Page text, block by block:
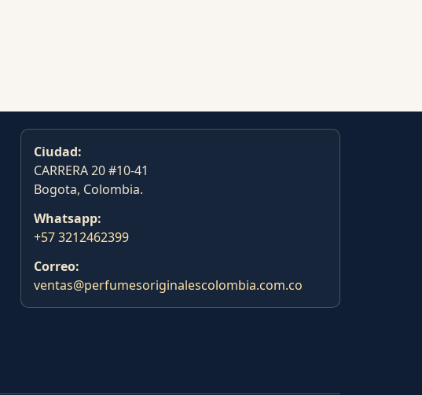
Ciudad:
CARRERA 20 #10-41
Bogota, Colombia.
Whatsapp:
+57 3212462399
Correo:
ventas@perfumesoriginalescolombia.com.co